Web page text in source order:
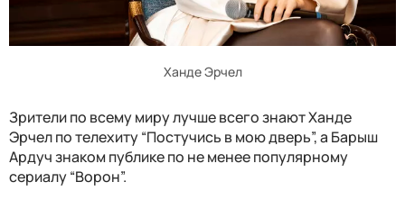
Ханде Эрчел
Зрители по всему миру лучше всего знают Ханде
Эрчел по телехиту “Постучись в мою дверь”, а Барыш
Ардуч знаком публике по не менее популярному
сериалу “Ворон”.